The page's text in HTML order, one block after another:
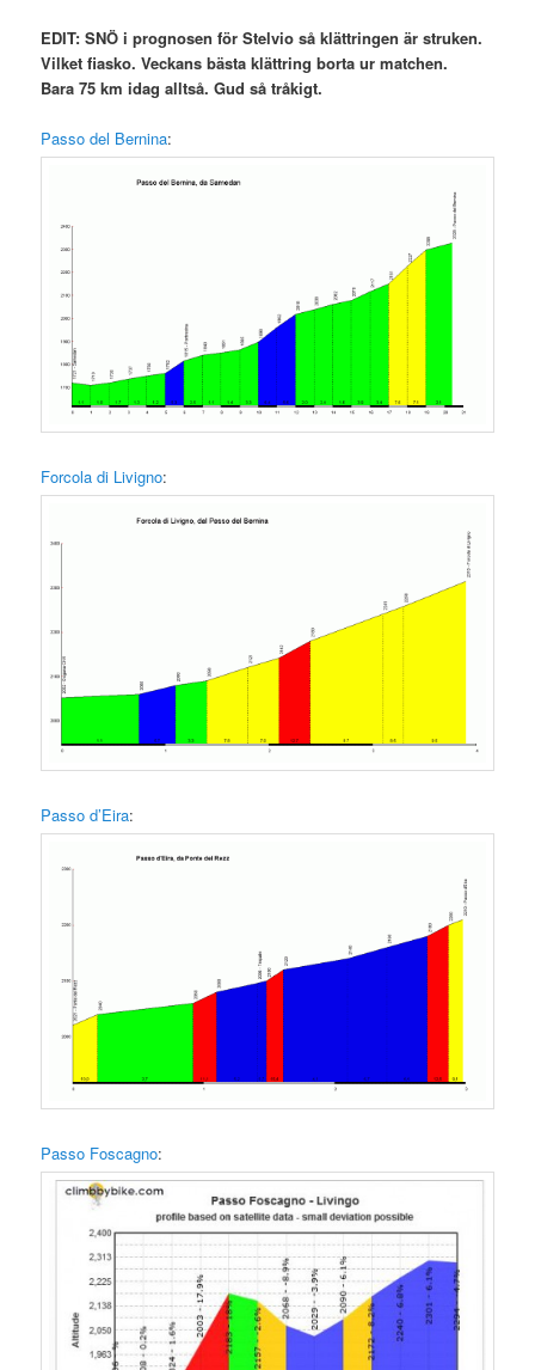
EDIT: SNÖ i prognosen för Stelvio så klättringen är struken.
Vilket fiasko. Veckans bästa klättring borta ur matchen.
Bara 75 km idag alltså. Gud så tråkigt.
Passo del Bernina:
Forcola di Livigno:
Passo d’Eira:
Passo Foscagno: